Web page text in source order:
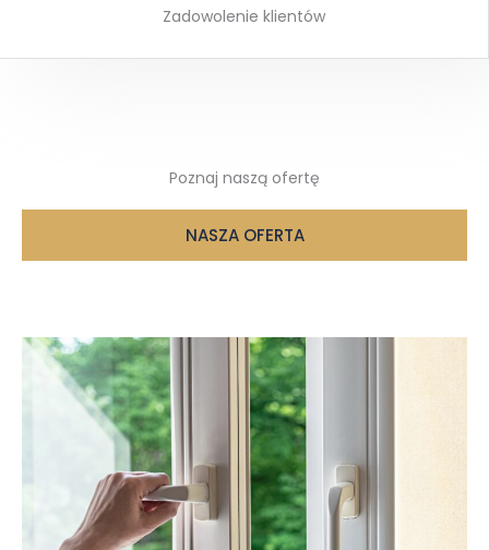
Zadowolenie klientów
Poznaj naszą ofertę
NASZA OFERTA